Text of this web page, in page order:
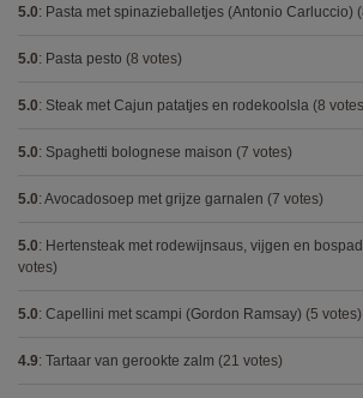
5.0: Pasta met spinazieballetjes (Antonio Carluccio)
5.0: Pasta pesto (8 votes)
5.0: Steak met Cajun patatjes en rodekoolsla (8
5.0: Spaghetti bolognese maison (7 votes)
5.0: Avocadosoep met grijze garnalen (7 votes)
5.0: Hertensteak met rodewijnsaus, vijgen en
votes)
5.0: Capellini met scampi (Gordon Ramsay) (5 votes)
4.9: Tartaar van gerookte zalm (21 votes)